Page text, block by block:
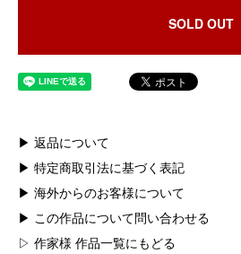
SOLD OUT
▶ 返品について
▶ 特定商取引法に基づく表記
▶ 海外からのお客様について
▶ この作品について問い合わせる
▷ 作家様 作品一覧にもどる